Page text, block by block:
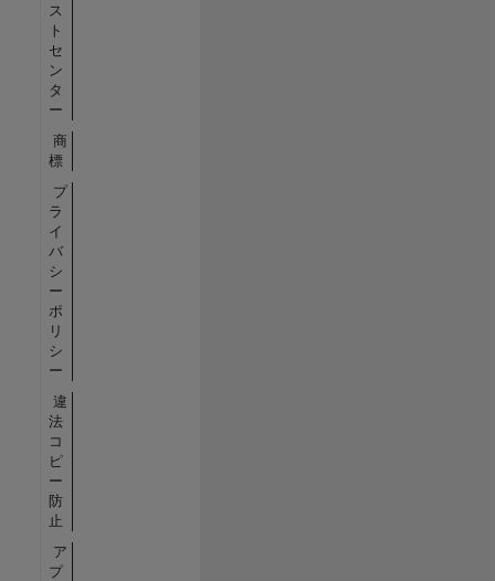
ス
ト
セ
ン
タ
ー
商
標
プ
ラ
イ
バ
シ
ー
ポ
リ
シ
ー
違
法
コ
ピ
ー
防
止
ア
プ